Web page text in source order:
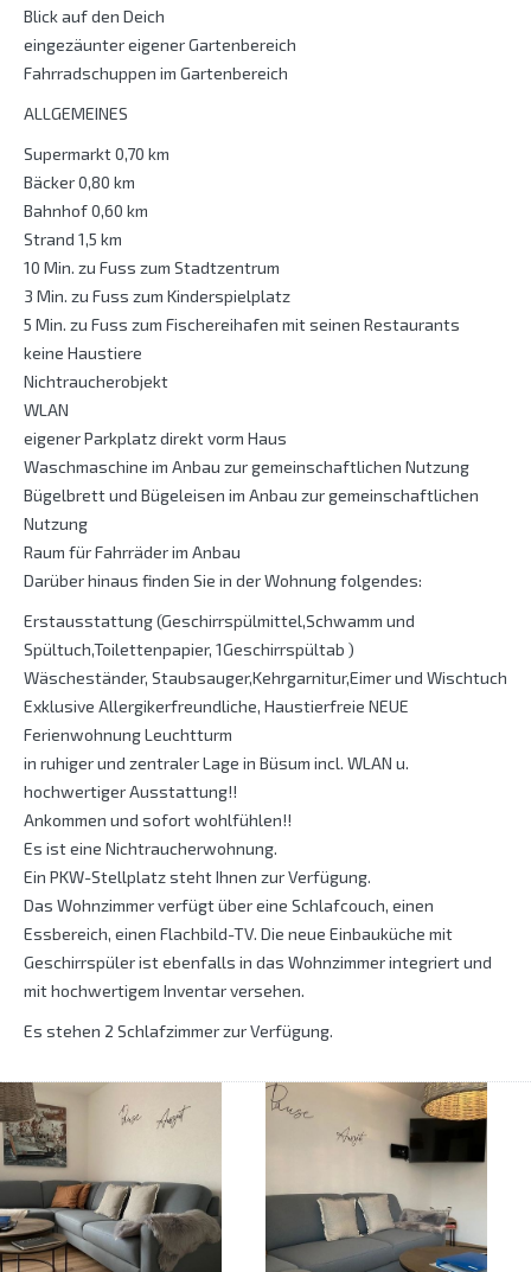
Blick auf den Deich
eingezäunter eigener Gartenbereich
Fahrradschuppen im Gartenbereich
ALLGEMEINES
Supermarkt 0,70 km
Bäcker 0,80 km
Bahnhof 0,60 km
Strand 1,5 km
10 Min. zu Fuss zum Stadtzentrum
3 Min. zu Fuss zum Kinderspielplatz
5 Min. zu Fuss zum Fischereihafen mit seinen Restaurants
keine Haustiere
Nichtraucherobjekt
WLAN
eigener Parkplatz direkt vorm Haus
Waschmaschine im Anbau zur gemeinschaftlichen Nutzung
Bügelbrett und Bügeleisen im Anbau zur gemeinschaftlichen
Nutzung
Raum für Fahrräder im Anbau
Darüber hinaus finden Sie in der Wohnung folgendes:
Erstausstattung (Geschirrspülmittel,Schwamm und
Spültuch,Toilettenpapier, 1Geschirrspültab )
Wäscheständer, Staubsauger,Kehrgarnitur,Eimer und Wischtuch
Exklusive Allergikerfreundliche, Haustierfreie NEUE
Ferienwohnung Leuchtturm
in ruhiger und zentraler Lage in Büsum incl. WLAN u.
hochwertiger Ausstattung!!
Ankommen und sofort wohlfühlen!!
Es ist eine Nichtraucherwohnung.
Ein PKW-Stellplatz steht Ihnen zur Verfügung.
Das Wohnzimmer verfügt über eine Schlafcouch, einen
Essbereich, einen Flachbild-TV. Die neue Einbauküche mit
Geschirrspüler ist ebenfalls in das Wohnzimmer integriert und
mit hochwertigem Inventar versehen.
Es stehen 2 Schlafzimmer zur Verfügung.